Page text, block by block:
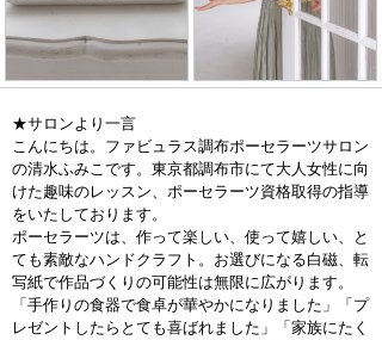
★サロンより一言
こんにちは。ファビュラス調布ポーセラーツサロン
の清水ふみこです。東京都調布市にて大人女性に向
けた趣味のレッスン、ポーセラーツ資格取得の指導
をいたしております。
ポーセラーツは、作って楽しい、使って嬉しい、と
ても素敵なハンドクラフト。お選びになる白磁、転
写紙で作品づくりの可能性は無限に広がります。
「手作りの食器で食卓が華やかになりました」「プ
レゼントしたらとても喜ばれました」「家族にたく